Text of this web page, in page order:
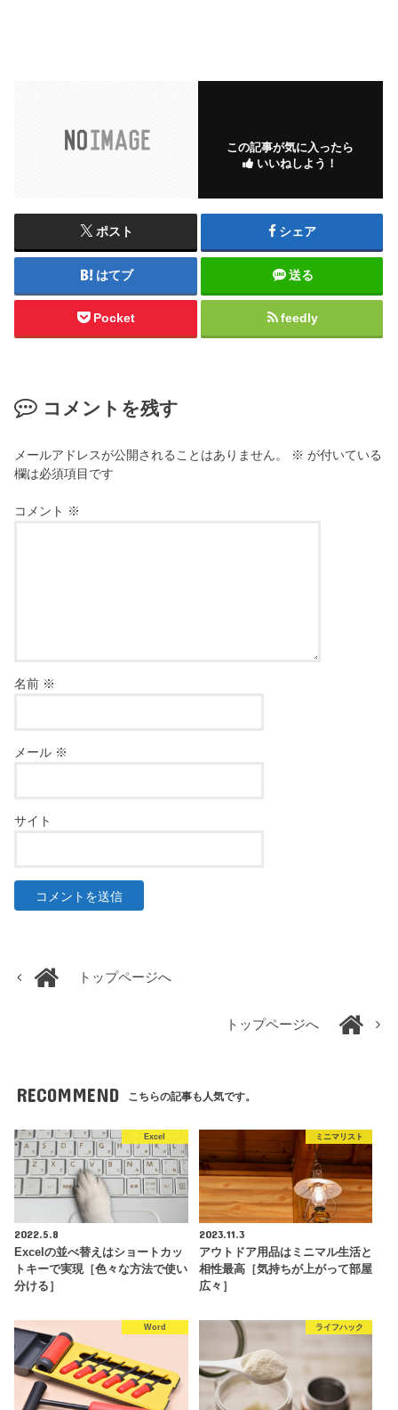
この記事が気に入ったら
いいねしよう！
ポスト シェア
はてブ 送る
Pocket feedly
コメントを残す
メールアドレスが公開されることはありません。 ※ が付いている
欄は必須項目です
コメント ※
名前 ※
メール ※
サイト
トップページへ
トップページへ
RECOMMEND こちらの記事も人気です。
Excel
2022.5.8
Excelの並べ替えはショートカッ
トキーで実現［色々な方法で使い
分ける］
ミニマリスト
2023.11.3
アウトドア用品はミニマル生活と
相性最高［気持ちが上がって部屋
広々］
Word ライフハック